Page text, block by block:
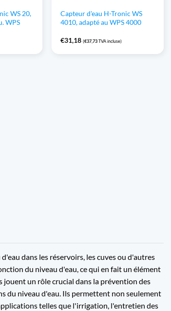
WS 20,
WPS
Capteur d'eau H-Tronic WS
4010, adapté au WPS 4000
€31,18 (€37,73TVA incluse)
dans les réservoirs, les cuves ou d'autres
du niveau d'eau, ce qui en fait un élément
un rôle crucial dans la prévention des
du niveau d'eau. Ils permettent non seulement
telles que l'irrigation, l'entretien des